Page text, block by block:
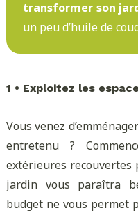
transformer son
un peu d’huile de
1 • Exploitez les
Vous venez
entretenu ?
extérieures recouvertes
jardin vous paraîtra
budget ne vous permet